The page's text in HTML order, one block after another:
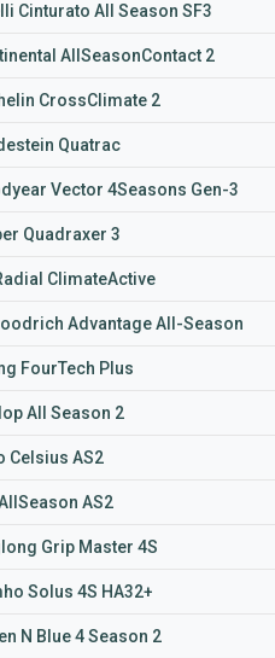
Cinturato All Season SF3
AllSeasonContact 2
CrossClimate 2
Quatrac
Vector 4Seasons Gen-3
Quadraxer 3
ClimateActive
Advantage All-Season
FourTech Plus
All Season 2
Celsius AS2
AS2
Grip Master 4S
Solus 4S HA32+
N Blue 4 Season 2